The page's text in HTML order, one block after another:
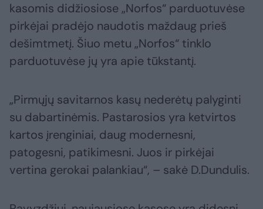
kasomis didžiosiose „Norfos“ parduotuvėse
pirkėjai pradėjo naudotis maždaug prieš
dešimtmetį. Šiuo metu „Norfos“ tinklo
parduotuvėse jų yra apie tūkstantį.
„Pirmųjų savitarnos kasų nederėtų palyginti
su dabartinėmis. Pastarosios yra ketvirtos
kartos įrenginiai, daug modernesni,
patogesni, patikimesni. Juos ir pirkėjai
vertina gerokai palankiau“, – sakė D.Dundulis.